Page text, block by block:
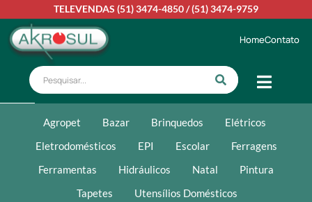
TELEVENDAS (51) 3474-4850/(51) 3474-9759
HomeContato
Agropet Bazar Brinquedos
Elétricos
Eletrodomésticos
EPI Escolar
Ferragens
Ferramentas
Hidráulicos Natal
Pintura
Tapetes
Utensílios Domésticos